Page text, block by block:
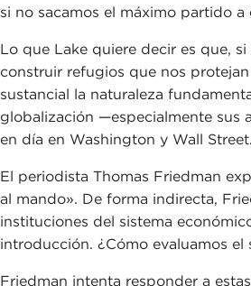
si no sacamos el máximo partido
Lo que Lake quiere decir es que,
construir refugios que nos
sustancial la naturaleza
globalización —especialmente sus
en día en Washington y Wall
El periodista Thomas Friedman
al mando». De forma indirecta,
instituciones del sistema
introducción. ¿Cómo evaluamos
Friedman intenta responder a